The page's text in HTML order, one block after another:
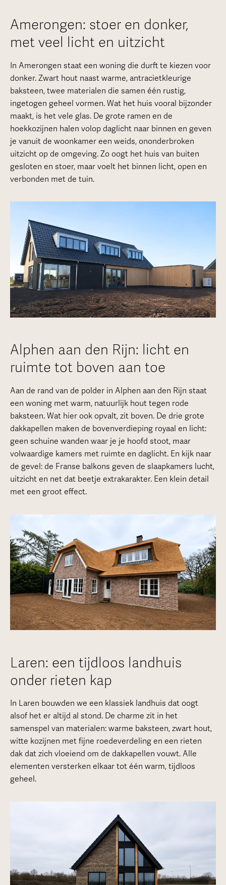
Amerongen: stoer en donker,
met veel licht en uitzicht
In Amerongen staat een woning die durft te kiezen voor
donker. Zwart hout naast warme, antracietkleurige
baksteen, twee materialen die samen één rustig,
ingetogen geheel vormen. Wat het huis vooral bijzonder
maakt, is het vele glas. De grote ramen en de
hoekkozijnen halen volop daglicht naar binnen en geven
je vanuit de woonkamer een weids, ononderbroken
uitzicht op de omgeving. Zo oogt het huis van buiten
gesloten en stoer, maar voelt het binnen licht, open en
verbonden met de tuin.
Alphen aan den Rijn: licht en
ruimte tot boven aan toe
Aan de rand van de polder in Alphen aan den Rijn staat
een woning met warm, natuurlijk hout tegen rode
baksteen. Wat hier ook opvalt, zit boven. De drie grote
dakkapellen maken de bovenverdieping royaal en licht:
geen schuine wanden waar je je hoofd stoot, maar
volwaardige kamers met ruimte en daglicht. En kijk naar
de gevel: de Franse balkons geven de slaapkamers lucht,
uitzicht en net dat beetje extrakarakter. Een klein detail
met een groot effect.
Laren: een tijdloos landhuis
onder rieten kap
In Laren bouwden we een klassiek landhuis dat oogt
alsof het er altijd al stond. De charme zit in het
samenspel van materialen: warme baksteen, zwart hout,
witte kozijnen met fijne roedeverdeling en een rieten
dak dat zich vloeiend om de dakkapellen vouwt. Alle
elementen versterken elkaar tot één warm, tijdloos
geheel.